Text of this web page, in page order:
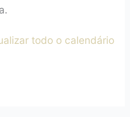
todo o calendário